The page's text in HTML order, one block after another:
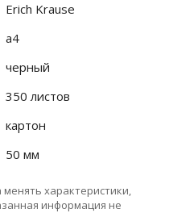
Erich Krause
a4
черный
350 листов
картон
50 мм
характеристики,
информация не